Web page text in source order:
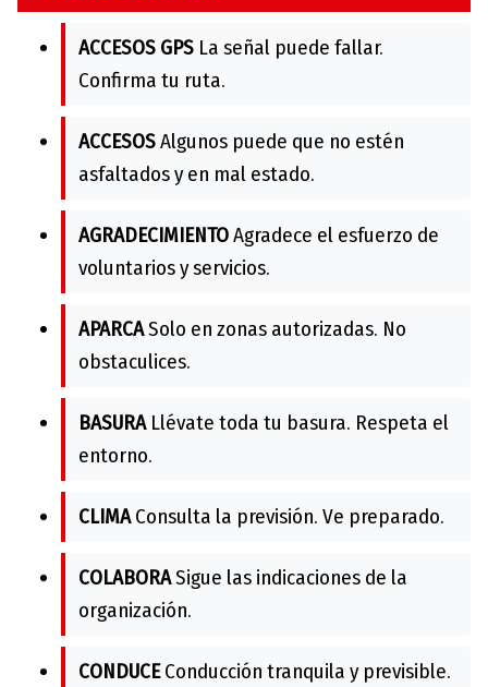
ACCESOS GPS La señal puede fallar.
Confirma tu ruta.
ACCESOSAlgunos puede que no estén
asfaltados y en mal estado.
AGRADECIMIENTOAgradece el esfuerzo de
voluntarios y servicios.
APARCASolo en zonas autorizadas. No
obstaculices.
BASURALlévate toda tu basura. Respeta el
entorno.
CLIMAConsulta la previsión. Ve preparado.
COLABORASigue las indicaciones de la
organización.
CONDUCEConducción tranquila y previsible.